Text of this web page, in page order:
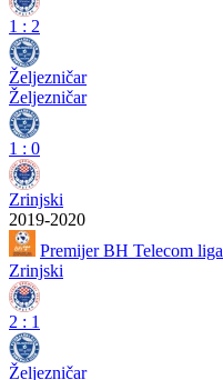
1 : 2
Željezničar
Željezničar
1 : 0
Zrinjski
2019-2020
Premijer BH Telecom liga
Zrinjski
2 : 1
Željezničar